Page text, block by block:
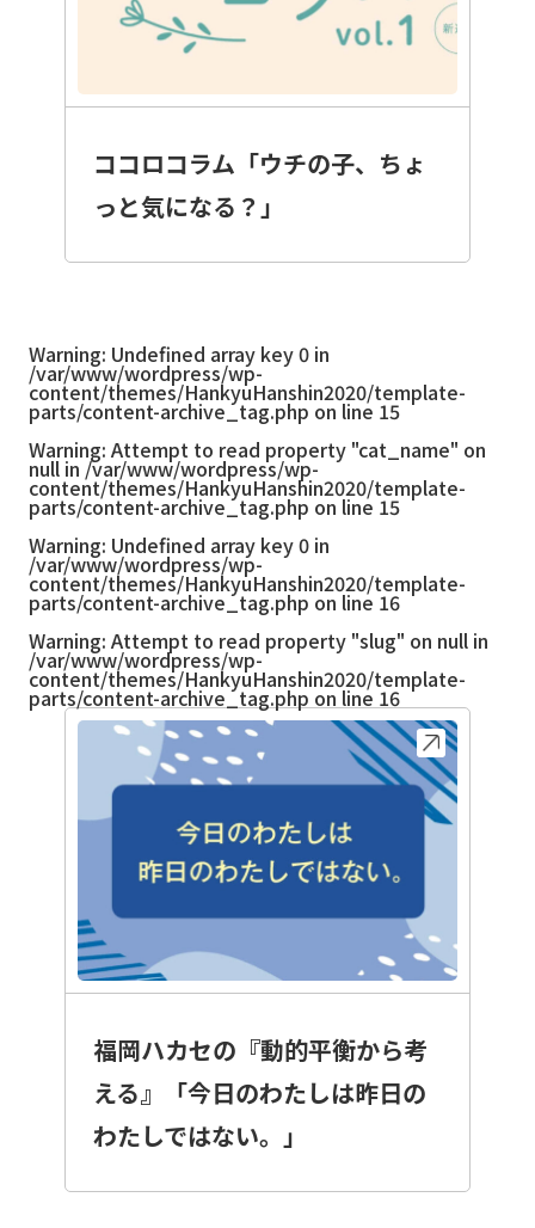
ココロコラム「ウチの子、ちょ
っと気になる？」
Warning: Undefined array key 0 in
/var/www/wordpress/wp-
content/themes/HankyuHanshin2020/template-
parts/content-archive_tag.php on line 15
Warning: Attempt to read property "cat_name" on
null in /var/www/wordpress/wp-
content/themes/HankyuHanshin2020/template-
parts/content-archive_tag.php on line 15
Warning: Undefined array key 0 in
/var/www/wordpress/wp-
content/themes/HankyuHanshin2020/template-
parts/content-archive_tag.php on line 16
Warning: Attempt to read property "slug" on null in
/var/www/wordpress/wp-
content/themes/HankyuHanshin2020/template-
parts/content-archive_tag.php on line 16
福岡ハカセの『動的平衡から考
える』「今日のわたしは昨日の
わたしではない。」